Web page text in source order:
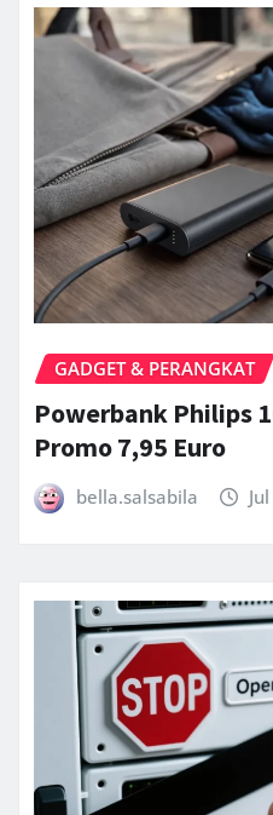
GADGET & PERANGKAT
Powerbank Philips
Promo 7,95 Euro
bella.salsabila